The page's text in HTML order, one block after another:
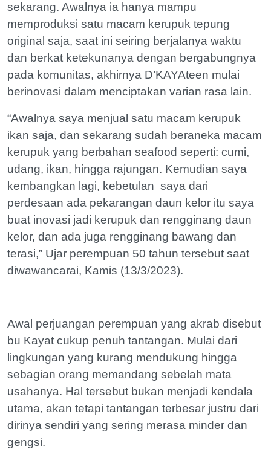
sekarang. Awalnya ia hanya mampu
memproduksi satu macam kerupuk tepung
original saja, saat ini seiring berjalanya waktu
dan berkat ketekunanya dengan bergabungnya
pada komunitas, akhirnya D’KAYAteen mulai
berinovasi dalam menciptakan varian rasa lain.
“Awalnya saya menjual satu macam kerupuk
ikan saja, dan sekarang sudah beraneka macam
kerupuk yang berbahan seafood seperti: cumi,
udang, ikan, hingga rajungan. Kemudian saya
kembangkan lagi, kebetulan saya dari
perdesaan ada pekarangan daun kelor itu saya
buat inovasi jadi kerupuk dan rengginang daun
kelor, dan ada juga rengginang bawang dan
terasi,” Ujar perempuan 50 tahun tersebut saat
diwawancarai, Kamis (13/3/2023).
Awal perjuangan perempuan yang akrab disebut
bu Kayat cukup penuh tantangan. Mulai dari
lingkungan yang kurang mendukung hingga
sebagian orang memandang sebelah mata
usahanya. Hal tersebut bukan menjadi kendala
utama, akan tetapi tantangan terbesar justru dari
dirinya sendiri yang sering merasa minder dan
gengsi.